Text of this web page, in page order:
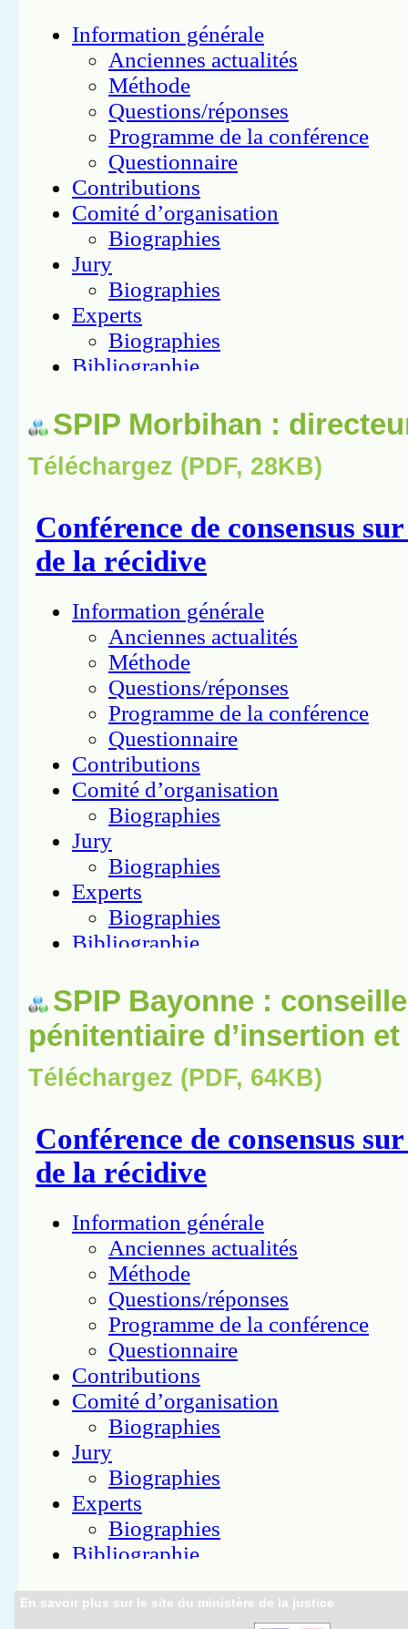
SPIP Morbihan :
Téléchargez (PDF, 28KB)
SPIP Bayonne :
pénitentiaire d’insertion
Téléchargez (PDF, 64KB)
En savoir plus sur le site du ministère de la justice